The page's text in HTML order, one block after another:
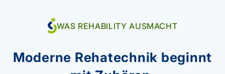
WAS REHABILITY AUSMACHT
Moderne Rehatechnik beginnt